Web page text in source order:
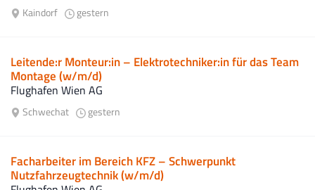
Kaindorf gestern
Leitende:r Monteur:in – Elektrotechniker:in für das Team
Montage (w/m/d)
Flughafen Wien AG
Schwechat gestern
Facharbeiter im Bereich KFZ – Schwerpunkt
Nutzfahrzeugtechnik (w/m/d)